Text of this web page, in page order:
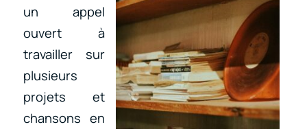
un appel
ouvert à
travailler sur
plusieurs
projets et
chansons en